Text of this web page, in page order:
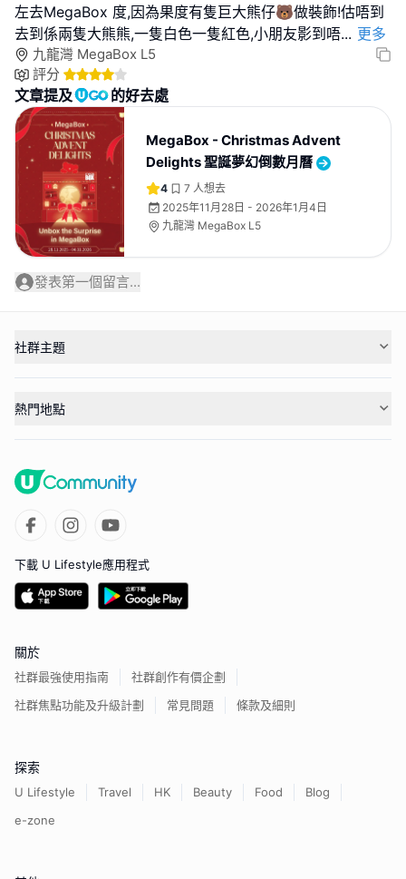
左去MegaBox 度,因為果度有隻巨大熊仔🐻做裝飾!估唔到
去到係兩隻大熊熊,一隻白色一隻紅色,小朋友影到唔... 更多
九龍灣 MegaBox L5
評分
文章提及 的好去處
MegaBox - Christmas Advent
Delights 聖誕夢幻倒數月曆
4 7 人想去
2025年11月28日 - 2026年1月4日
九龍灣 MegaBox L5
發表第一個留言...
社群主題
熱門地點
下載 U Lifestyle應用程式
關於
社群最強使用指南
社群創作有價企劃
社群焦點功能及升級計劃
常見問題 條款及細則
探索
U Lifestyle Travel HK Beauty Food
Blog
e-zone